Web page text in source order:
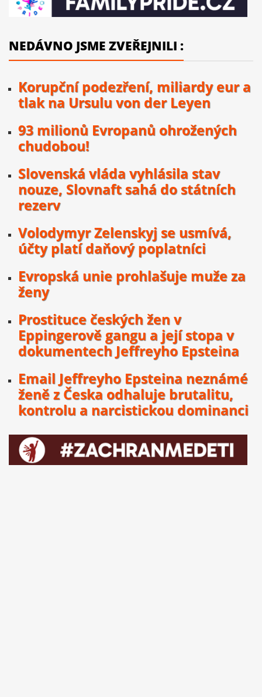
NEDÁVNO JSME ZVEŘEJNILI :
Korupční podezření, miliardy eur a
tlak na Ursulu von der Leyen
93 milionů Evropanů ohrožených
chudobou!
Slovenská vláda vyhlásila stav
nouze, Slovnaft sahá do státních
rezerv
Volodymyr Zelenskyj se usmívá,
účty platí daňový poplatníci
Evropská unie prohlašuje muže za
ženy
Prostituce českých žen v
Eppingerově gangu a její stopa v
dokumentech Jeffreyho Epsteina
Email Jeffreyho Epsteina neznámé
ženě z Česka odhaluje brutalitu,
kontrolu a narcistickou dominanci